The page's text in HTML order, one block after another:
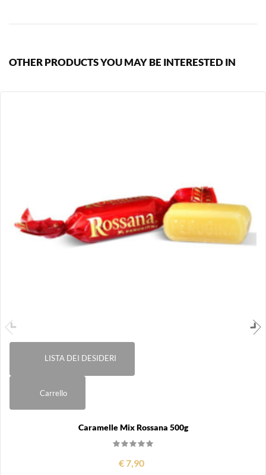
OTHER PRODUCTS YOU MAY BE INTERESTED IN
LISTA DEI DESIDERI
Carrello
Caramelle Mix Rossana 500g
€ 7,90